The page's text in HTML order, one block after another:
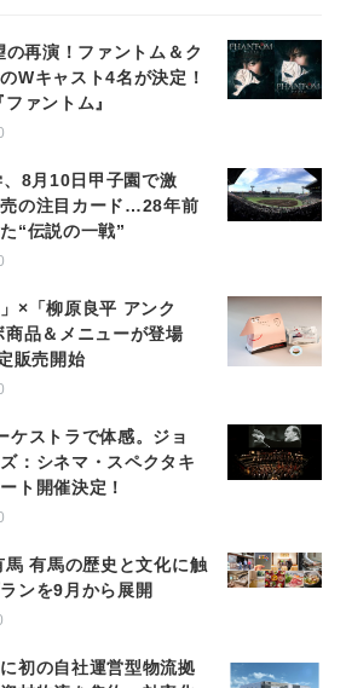
再演！ファントム＆ク
Wキャスト4名が決定！
ァントム』
8月10日甲子園で激
の注目カード…28年前
“伝説の一戦”
×「柳原良平 アンク
商品＆メニューが登場
販売開始
ケストラで体感。ジョ
：シネマ・スペクタキ
ト開催決定！
有馬の歴史と文化に触
ンを9月から展開
初の自社運営型物流拠